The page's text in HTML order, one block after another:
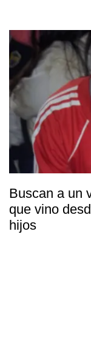
Buscan a un
que vino
hijos